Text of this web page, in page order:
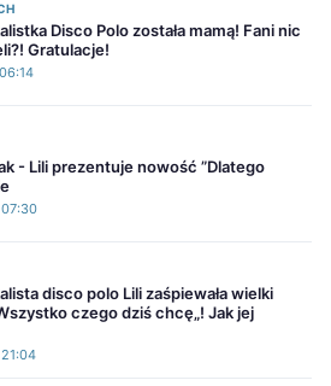
Disco Polo została mamą! Fani nic
Gratulacje!
- Lili prezentuje nowość ”Dlatego
disco polo Lili zaśpiewała wielki
czego dziś chcę„! Jak jej